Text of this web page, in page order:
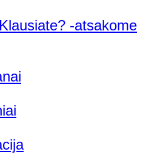
-atsakome